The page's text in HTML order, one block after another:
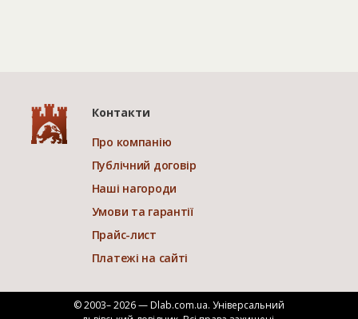
Контакти
Про компанію
Публічний договір
Наші нагороди
Умови та гарантії
Прайс-лист
Платежі на сайті
© 2003– 2026 — Dlab.com.ua. Універсальний